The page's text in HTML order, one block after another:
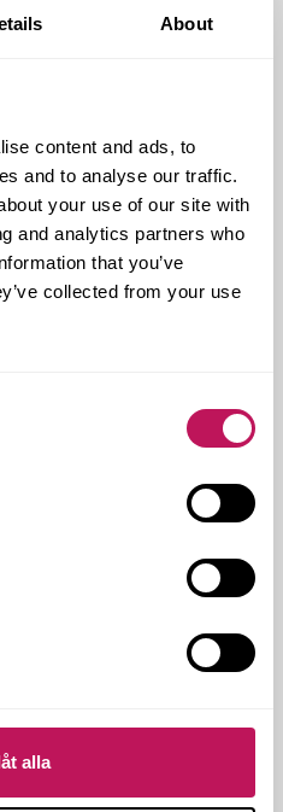
About
content and ads, to
and to analyse our traffic.
your use of our site with
and analytics partners who
that you’ve
collected from your use
alla
, projekterings- och